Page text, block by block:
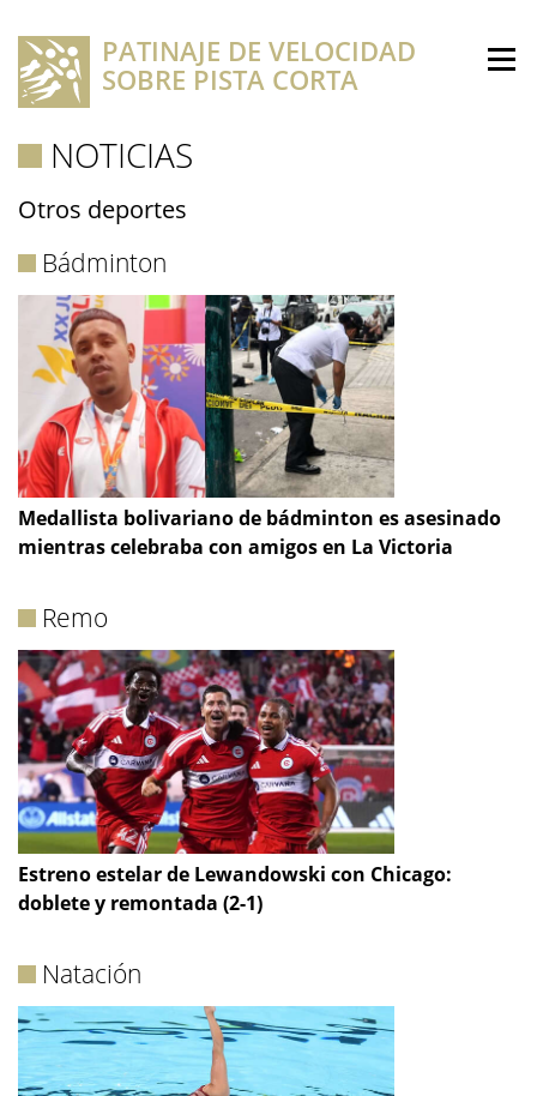
PATINAJE DE VELOCIDAD
SOBRE PISTA CORTA
NOTICIAS
Otros deportes
Bádminton
Medallista bolivariano de bádminton es asesinado
mientras celebraba con amigos en La Victoria
Remo
Estreno estelar de Lewandowski con Chicago:
doblete y remontada (2-1)
Natación